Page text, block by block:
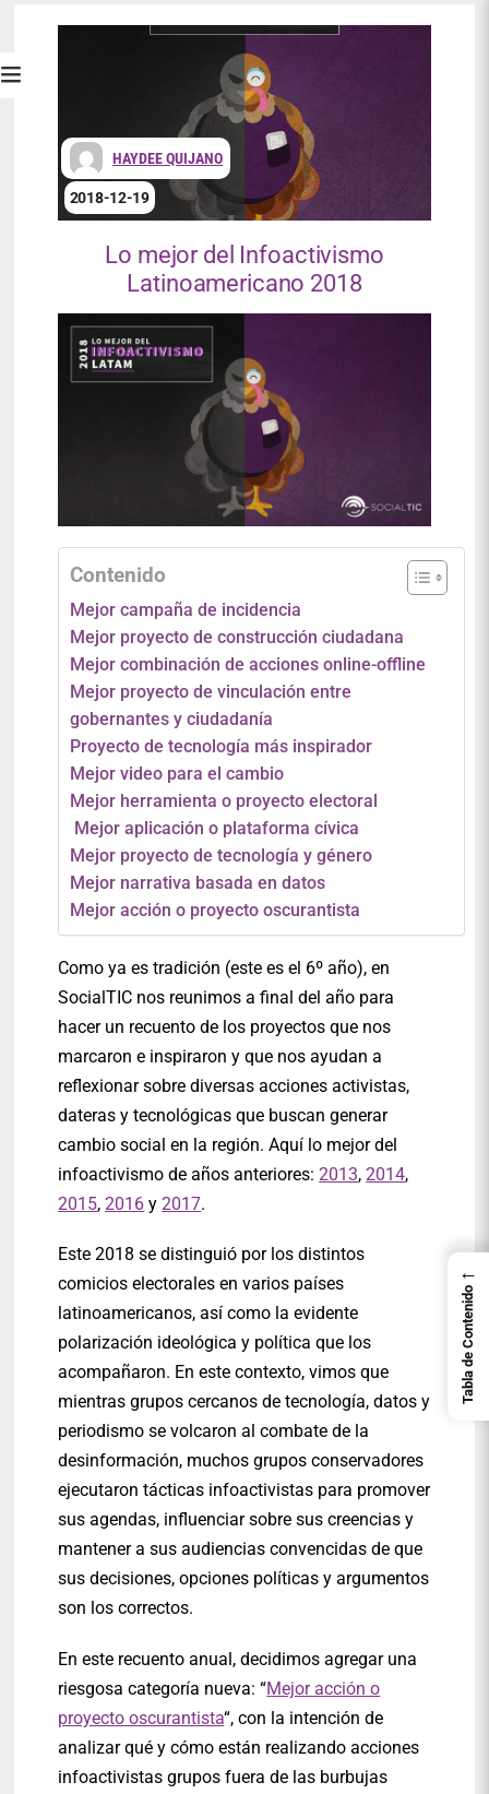
HAYDEE QUIJANO
2018-12-19
Lo mejor del Infoactivismo
Latinoamericano 2018
Contenido
Mejor campaña de incidencia
Mejor proyecto de construcción ciudadana
Mejor combinación de acciones online-offline
Mejor proyecto de vinculación entre
gobernantes y ciudadanía
Proyecto de tecnología más inspirador
Mejor video para el cambio
Mejor herramienta o proyecto electoral
Mejor aplicación o plataforma cívica
Mejor proyecto de tecnología y género
Mejor narrativa basada en datos
Mejor acción o proyecto oscurantista
Como ya es tradición (este es el 6º año), en
SocialTIC nos reunimos a final del año para
hacer un recuento de los proyectos que nos
marcaron e inspiraron y que nos ayudan a
reflexionar sobre diversas acciones activistas,
dateras y tecnológicas que buscan generar
cambio social en la región. Aquí lo mejor del
infoactivismo de años anteriores:2013,2014,
2015,2016 y2017.
Este 2018 se distinguió por los distintos
comicios electorales en varios países
latinoamericanos, así como la evidente
polarización ideológica y política que los
acompañaron. En este contexto, vimos que
mientras grupos cercanos de tecnología, datos y
periodismo se volcaron al combate de la
desinformación, muchos grupos conservadores
ejecutaron tácticas infoactivistas para promover
sus agendas, influenciar sobre sus creencias y
mantener a sus audiencias convencidas de que
sus decisiones, opciones políticas y argumentos
son los correctos.
En este recuento anual, decidimos agregar una
riesgosa categoría nueva: “Mejor acción o
proyecto oscurantista“, con la intención de
analizar qué y cómo están realizando acciones
infoactivistas grupos fuera de las burbujas
←
Tabla de Contenido